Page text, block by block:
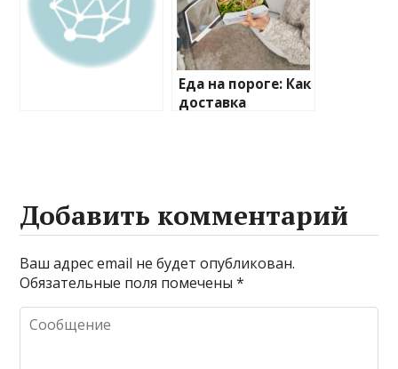
Еда на пороге: Как
доставка
Добавить комментарий
Ваш адрес email не будет опубликован.
Обязательные поля помечены*